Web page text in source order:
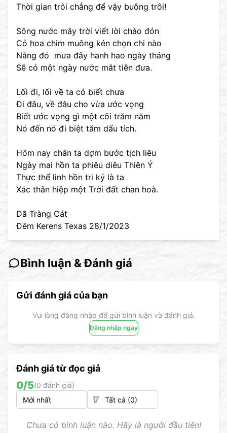
Thời gian trôi chẳng để vậy buông trôi!
Sông nước mây trời viết lời chào đón
Cỏ hoa chim muông kén chọn chi nào
Nắng đó mưa đây hanh hao ngày tháng
Sẽ có một ngày nước mắt tiễn đưa.
Lối đi, lối về ta có biết chưa
Đi đâu, về đâu cho vừa ước vọng
Biết ước vọng gì một cõi trăm năm
Nó đến nó đi biệt tăm dấu tích.
Hôm nay chân ta dợm bước tịch liêu
Ngày mai hồn ta phiêu diêu Thiên Ý
Thực thể linh hồn tri kỷ là ta
Xác thân hiệp một Trời đất chan hoà.
Dã Tràng Cát
Đêm Kerens Texas 28/1/2023
Bình luận & Đánh giá
Gửi đánh giá của bạn
Vui lòng đăng nhập để gửi bình luận và đánh giá.
Đăng nhập ngay
Đánh giá từ đọc giả
0/5(0 đánh giá)
Chưa có bình luận nào. Hãy là người đầu tiên!